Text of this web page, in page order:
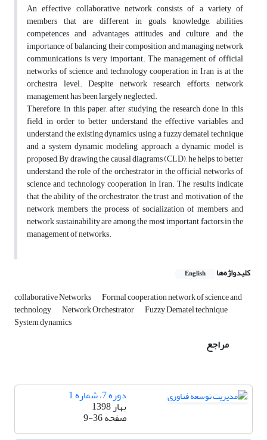
An effective collaborative network consists of a variety of
members that are different in goals, knowledge, abilities,
competences and advantages, attitudes and culture, and the
importance of balancing their composition and managing network
communications is very important. The management of official
networks of science and technology cooperation in Iran is at the
orchestra level. Despite network research efforts, network
management has been largely neglected.
Therefore, in this paper, after studying the research done in this
field, in order to better understand the effective variables and
understand the existing dynamics, using a fuzzy dematel technique
and a system dynamic modeling approach, a dynamic model is
proposed, By drawing the causal diagrams (CLD), he helps to better
understand the role of the orchestrator in the official networks of
science and technology cooperation in Iran. The results indicate
that the ability of the orchestrator, the trust and motivation of the
network members, the process of socialization of members, and
network sustainability are among the most important factors in the
management of networks.
کلیدواژه‌ها English
collaborative Networks Formal cooperation network of science and
technology Network Orchestrator Fuzzy Dematel technique
System dynamics
مراجع
دوره 7، شماره 1
بهار 1398
صفحه9-36